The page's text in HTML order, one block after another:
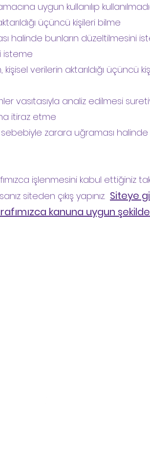
uygun kullanılıp
üçüncü kişileri bilme
halinde bunların düzeltilmesini
isteme
verilerin aktarıldığı üçüncü
vasıtasıyla analiz edilmesi
itiraz etme
zarara uğraması halinde
işlenmesini kabul ettiğiniz
siteden çıkış yapınız. Siteye
kanuna uygun